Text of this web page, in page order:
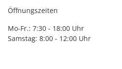
Öffnungszeiten
Mo-Fr.: 7:30 - 18:00 Uhr
Samstag: 8:00 - 12:00 Uhr